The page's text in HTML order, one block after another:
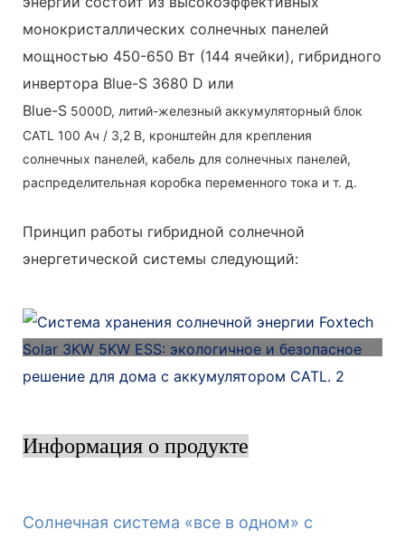
монокристаллических солнечных панелей
мощностью 450-650 Вт (144 ячейки), гибридного
инвертора Blue-S 3680 D или
Blue-S 5000D, литий-железный аккумуляторный блок
CATL 100 Ач / 3,2 В, кронштейн для крепления
солнечных панелей, кабель для солнечных панелей,
распределительная коробка переменного тока и т. д.
Принцип работы гибридной солнечной
энергетической системы следующий:
Информация о продукте
Солнечная система «все в одном» с